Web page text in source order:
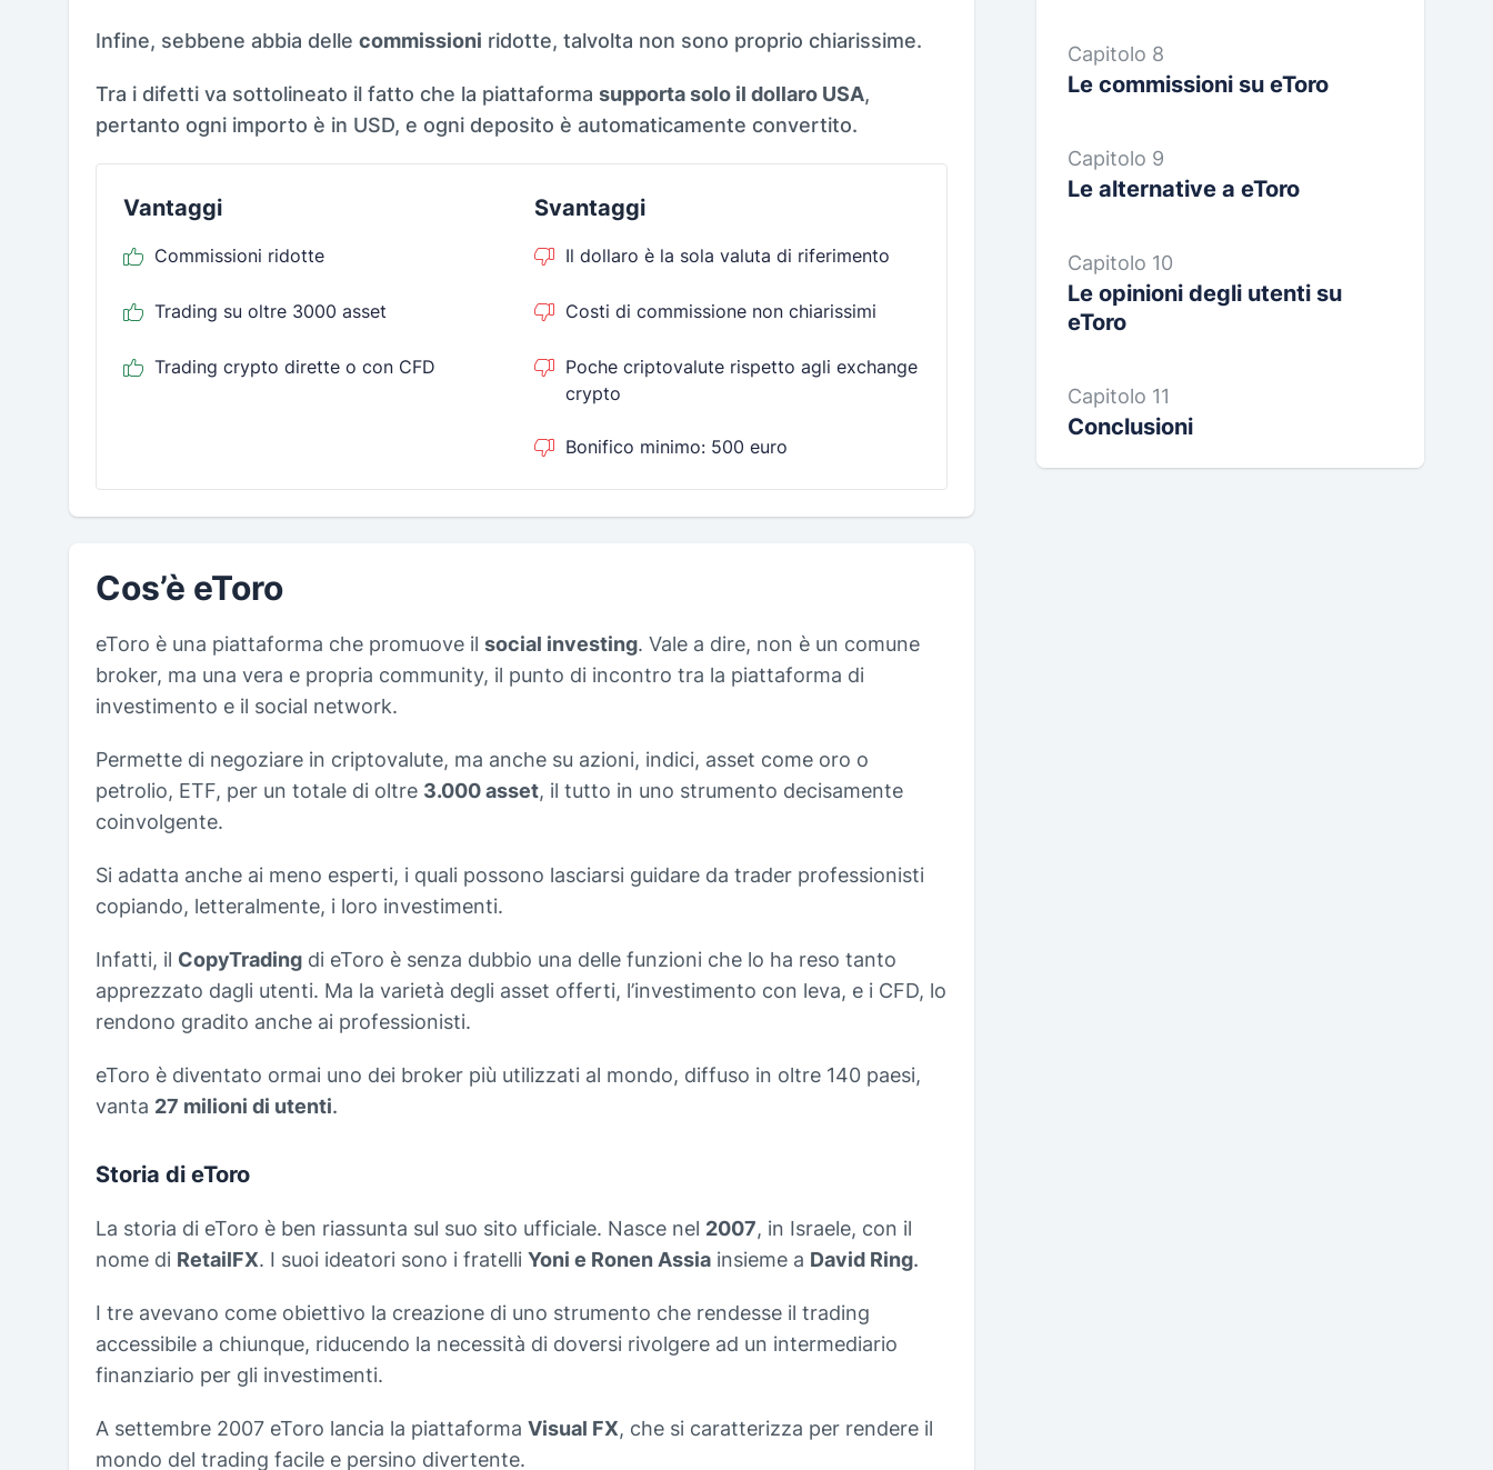
Infine, sebbene abbia delle commissioni ridotte, talvolta non sono proprio chiarissime.
Tra i difetti va sottolineato il fatto che la piattaforma supporta solo il dollaro USA,
pertanto ogni importo è in USD, e ogni deposito è automaticamente convertito.
Vantaggi
Commissioni ridotte
Trading su oltre 3000 asset
Trading crypto dirette o con CFD
Svantaggi
Il dollaro è la sola valuta di riferimento
Costi di commissione non chiarissimi
Poche criptovalute rispetto agli exchange
crypto
Bonifico minimo: 500 euro
Cos’è eToro
eToro è una piattaforma che promuove il social investing. Vale a dire, non è un comune
broker, ma una vera e propria community, il punto di incontro tra la piattaforma di
investimento e il social network.
Permette di negoziare in criptovalute, ma anche su azioni, indici, asset come oro o
petrolio, ETF, per un totale di oltre 3.000 asset, il tutto in uno strumento decisamente
coinvolgente.
Si adatta anche ai meno esperti, i quali possono lasciarsi guidare da trader professionisti
copiando, letteralmente, i loro investimenti.
Infatti, il CopyTrading di eToro è senza dubbio una delle funzioni che lo ha reso tanto
apprezzato dagli utenti. Ma la varietà degli asset offerti, l’investimento con leva, e i CFD, lo
rendono gradito anche ai professionisti.
eToro è diventato ormai uno dei broker più utilizzati al mondo, diffuso in oltre 140 paesi,
vanta 27 milioni di utenti.
Storia di eToro
La storia di eToro è ben riassunta sul suo sito ufficiale. Nasce nel 2007, in Israele, con il
nome di RetailFX. I suoi ideatori sono i fratelli Yoni e Ronen Assia insieme a David Ring.
I tre avevano come obiettivo la creazione di uno strumento che rendesse il trading
accessibile a chiunque, riducendo la necessità di doversi rivolgere ad un intermediario
finanziario per gli investimenti.
A settembre 2007 eToro lancia la piattaforma Visual FX, che si caratterizza per rendere il
mondo del trading facile e persino divertente.
Capitolo 8
Le commissioni su eToro
Capitolo 9
Le alternative a eToro
Capitolo 10
Le opinioni degli utenti su
eToro
Capitolo 11
Conclusioni